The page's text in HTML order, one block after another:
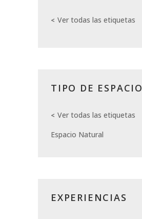
Ver todas las etiquetas
TIPO DE ESPACIO
Ver todas las etiquetas
Espacio Natural
EXPERIENCIAS